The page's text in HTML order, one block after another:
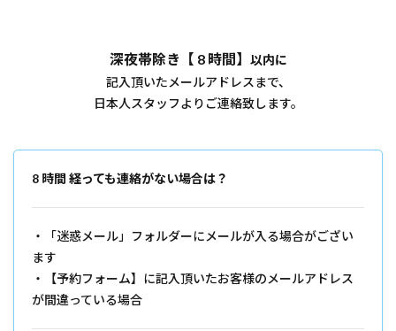
深夜帯除き【 8 時間】 以内に
記入頂いたメールアドレスまで、
日本人スタッフよりご連絡致します。
8 時間 経っても連絡がない場合は？
・「迷惑メール」フォルダーにメールが入る場合がござい
ます
・【予約フォーム】に記入頂いたお客様のメールアドレス
が間違っている場合